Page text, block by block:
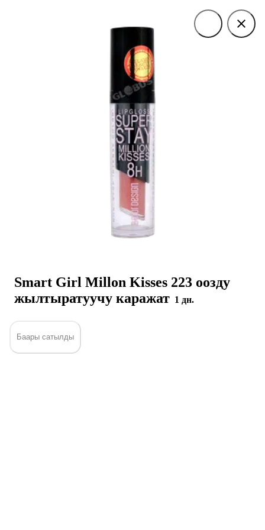
Smart Girl Millon Kisses 223 оозду
жылтыратуучу каражат 1 дн.
Баары сатылды